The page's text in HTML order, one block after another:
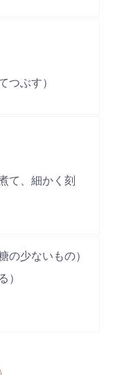
つぶす）
て、細かく刻
の少ないもの）
）
#母乳